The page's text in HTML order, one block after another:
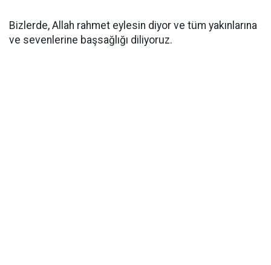
Bizlerde, Allah rahmet eylesin diyor ve tüm yakınlarına
ve sevenlerine başsağlığı diliyoruz.